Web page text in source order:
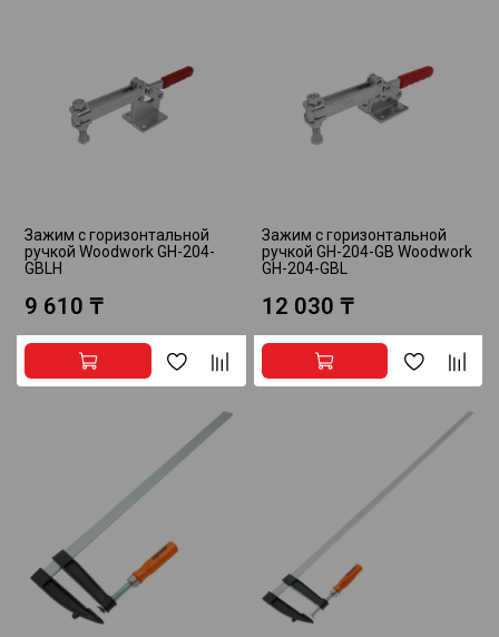
Зажим с горизонтальной
ручкой Woodwork GH-204-
GBLH
9 610 ₸
Зажим с горизонтальной
ручкой GH-204-GB Woodwork
GH-204-GBL
12 030 ₸